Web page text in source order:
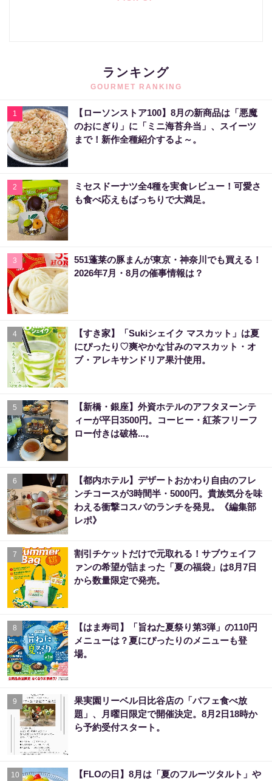
ランキング
GOURMET RANKING
1
【ローソンストア100】8月の新商品は「悪魔
のおにぎり」に「ミニ海苔弁当」、スイーツ
まで！新作全種紹介するよ～。
2
ミセスドーナツ全4種を実食レビュー！可愛さ
も食べ応えもばっちりで大満足。
3
551蓬莱の豚まんが東京・神奈川でも買える！
2026年7月・8月の催事情報は？
4
【すき家】「Sukiシェイク マスカット」は夏
にぴったり♡爽やかな甘みのマスカット・オ
ブ・アレキサンドリア果汁使用。
5
【新橋・銀座】外資ホテルのアフタヌーンテ
ィーが平日3500円。コーヒー・紅茶フリーフ
ロー付きは破格...。
6
【都内ホテル】デザートおかわり自由のフレ
ンチコースが3時間半・5000円。貴族気分を味
わえる衝撃コスパのランチを発見。《編集部
レポ》
7
割引チケットだけで元取れる！サブウェイフ
ァンの希望が詰まった「夏の福袋」は8月7日
から数量限定で発売。
8
【はま寿司】「旨ねた夏祭り第3弾」の110円
メニューは？夏にぴったりのメニューも登
場。
9
果実園リーベル日比谷店の「パフェ食べ放
題」、月曜日限定で開催決定。8月2日18時か
ら予約受付スタート。
10
【FLOの日】8月は「夏のフルーツタルト」や